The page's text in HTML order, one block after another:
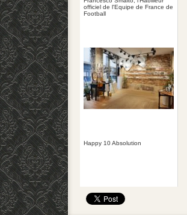
officiel de l'Equipe de France de
Football
Happy 10 Absolution